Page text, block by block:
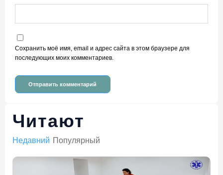
Сохранить моё имя, email и адрес сайта в этом браузере для
последующих моих комментариев.
Читают
Недавний Популярный